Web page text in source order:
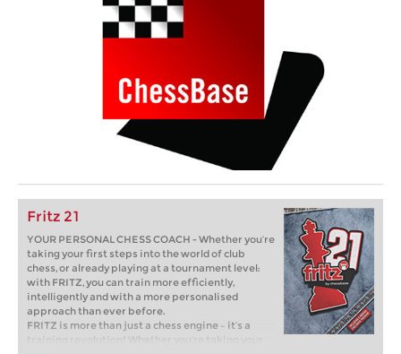
Fritz 21
YOUR PERSONAL CHESS COACH - Whether you’re
taking your first steps into the world of club
chess, or already playing at a tournament level:
with FRITZ, you can train more efficiently,
intelligently and with a more personalised
approach than ever before.
FRITZ is more than just a chess engine – it’s a
training revolution! Whether you’re taking your